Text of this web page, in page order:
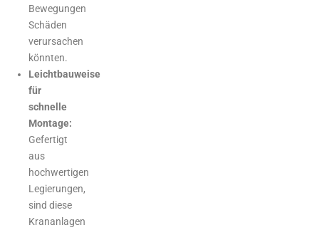
Bewegungen
Schäden
verursachen
könnten.
Leichtbauweise
für
schnelle
Montage:
Gefertigt
aus
hochwertigen
Legierungen,
sind diese
Krananlagen